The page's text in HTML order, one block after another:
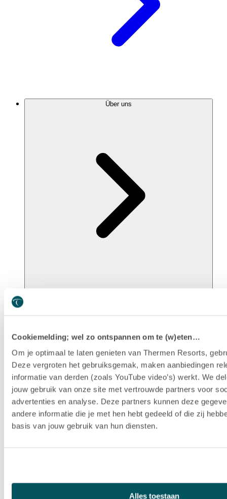
Cookiemelding; wel zo ontspannen om te (w)eten…
Om je optimaal te laten genieten van Thermen Resorts,
Deze vergroten het gebruiksgemak, maken aanbiedingen
informatie van derden (zoals YouTube video’s) werkt. We
jouw gebruik van onze site met vertrouwde partners voor
advertenties en analyse. Deze partners kunnen deze
andere informatie die je met hen hebt gedeeld of die zij
basis van jouw gebruik van hun diensten.
Alles toestaan
Über uns
Nachhaltigkeit